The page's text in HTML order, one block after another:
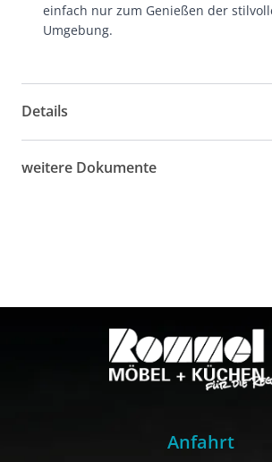
einfach nur zum Genießen der
Umgebung.
Details
weitere Dokumente
Anfahrt